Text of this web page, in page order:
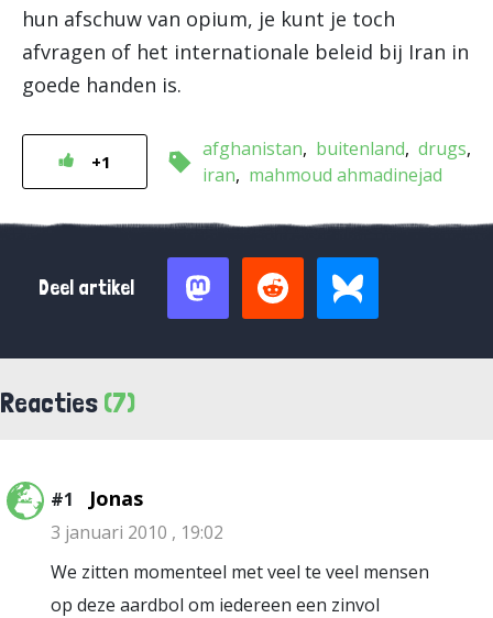
hun afschuw van opium, je kunt je toch
afvragen of het internationale beleid bij Iran in
goede handen is.
+1
afghanistan buitenland drugs
iran
mahmoud ahmadinejad
Deel artikel
Reacties (7)
#1 Jonas
3 januari 2010 , 19:02
We zitten momenteel met veel te veel mensen
op deze aardbol om iedereen een zinvol